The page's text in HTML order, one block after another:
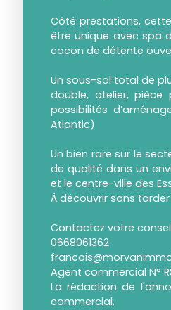
Côté prestations,
être unique avec spa
cocon de détente
Un sous-sol total de
double, atelier,
possibilités
Atlantic)
Un bien rare sur le
de qualité dans un
et le centre-ville des
À découvrir sans
Contactez votre
0668061362
Agent commercial N°
La rédaction de
commercial.